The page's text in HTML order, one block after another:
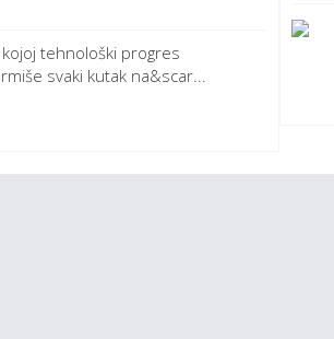
tehnološki progres
svaki kutak na&scar...